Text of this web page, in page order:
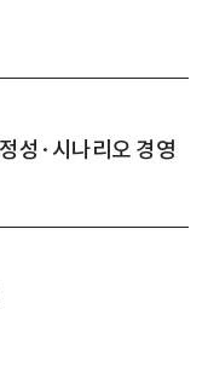
성·시나리오 경영